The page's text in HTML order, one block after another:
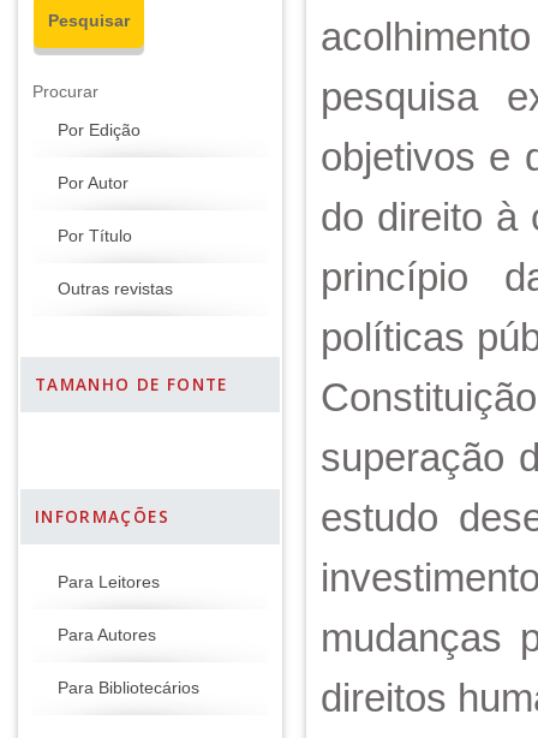
Procurar
Por Edição
Por Autor
Por Título
Outras revistas
TAMANHO DE FONTE
INFORMAÇÕES
Para Leitores
Para Autores
Para Bibliotecários
pesquisa
objetivos e
do direito à
princípio
políticas
superação
estudo
mudanças
direitos